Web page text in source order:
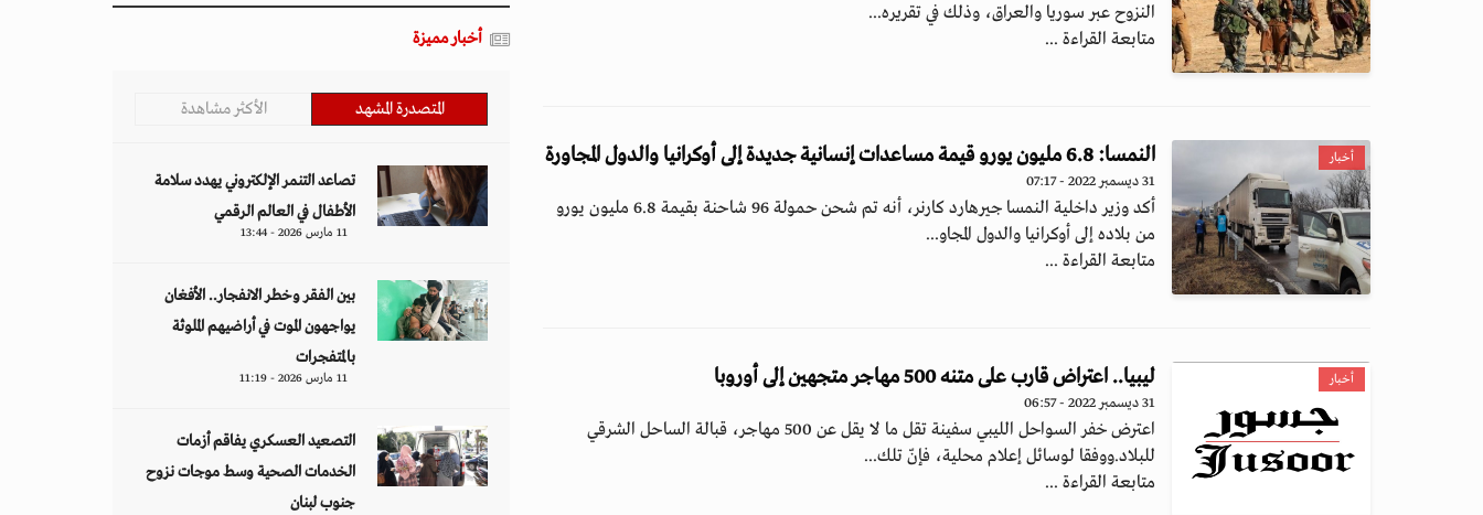
النزوح عبر سوريا والعراق، وذلك في تقريره...
متابعة القراءة ...
أخبار النمسا: 6.8 مليون يورو قيمة مساعدات إنسانية جديدة إلى أوكرانيا والدول المجاورة
31 ديسمبر 2022 - 07:17
أكد وزير داخلية النمسا جيرهارد كارنر، أنه تم شحن حمولة 96 شاحنة بقيمة 6.8 مليون يورو
من بلاده إلى أوكرانيا والدول المجاو...
متابعة القراءة ...
أخبار ليبيا.. اعتراض قارب على متنه 500 مهاجر متجهين إلى أوروبا
31 ديسمبر 2022 - 06:57
اعترض خفر السواحل الليبي سفينة تقل ما لا يقل عن 500 مهاجر، قبالة الساحل الشرقي
للبلاد.ووفقا لوسائل إعلام محلية، فإنّ تلك...
متابعة القراءة ...
أخبار مميزة
المتصدرة المشهد الأكثر مشاهدة
تصاعد التنمر الإلكتروني يهدد سلامة
الأطفال في العالم الرقمي
11 مارس 2026 - 13:44
بين الفقر وخطر الانفجار.. الأفغان
يواجهون الموت في أراضيهم الملوثة
بالمتفجرات
11 مارس 2026 - 11:19
التصعيد العسكري يفاقم أزمات
الخدمات الصحية وسط موجات نزوح
جنوب لبنان